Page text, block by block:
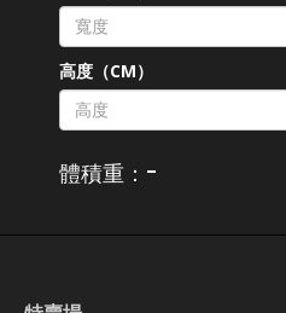
高度（CM）
體積重： -